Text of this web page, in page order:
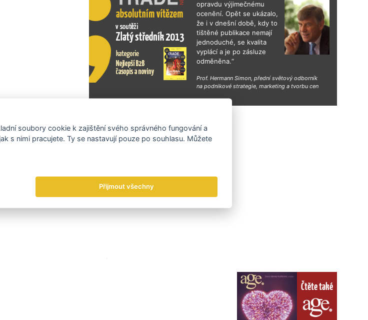
Exportní trhy
opravdu výjimečnému
ocenění. Opět se ukázalo,
že i v dnešní době, kdy to
tištěné publikace nemají
jednoduché, se kvalita
vyplácí a je po zásluze
odměněna.“
Prof. Hermann Simon, přední světový odborník
na podnikové strategie, marketing a tvorbu cen
Čtěte také
soubory cookie k zajištění svého správného fungování a
s nimi pracujete. Ty se nastavují pouze po souhlasu. Můžete
Přijmout všechny